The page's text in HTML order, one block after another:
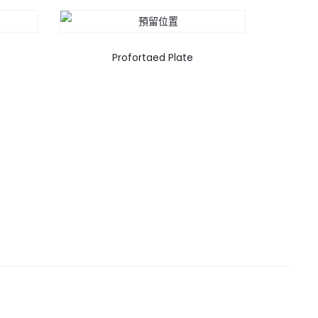
Profortaed Plate